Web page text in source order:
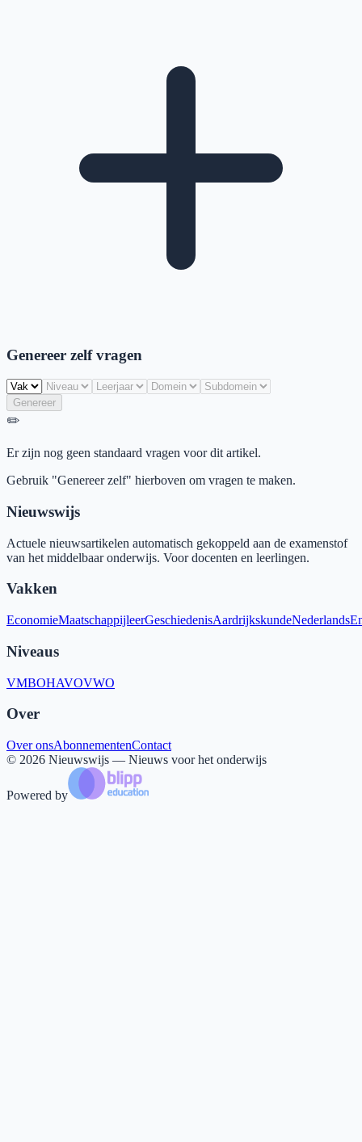
Genereer zelf vragen
Genereer
✏️
Er zijn nog geen standaard vragen voor dit artikel.
Gebruik "Genereer zelf" hierboven om vragen te maken.
Nieuwswijs
Actuele nieuwsartikelen automatisch gekoppeld aan de examenstof
van het middelbaar onderwijs. Voor docenten en leerlingen.
Vakken
EconomieMaatschappijleerGeschiedenisAardrijkskundeNederlands
Niveaus
VMBOHAVOVWO
Over
Over onsAbonnementenContact
© 2026 Nieuwswijs — Nieuws voor het onderwijs
Powered by